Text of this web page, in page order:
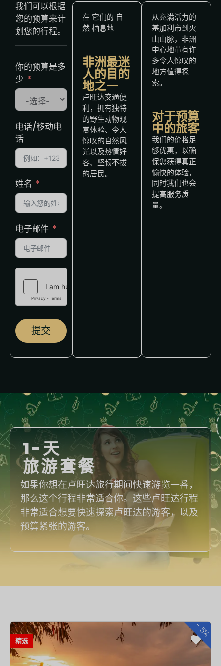
在 它们的 自
然 栖息地
非洲最迷
人的目的
地之一
卢旺达交通便
利，拥有独特
的野生动物观
赏体验、令人
惊叹的自然风
光以及热情好
客、坚韧不拔
的居民。
我们可以根据
您的预算来计
划您的行程。
你的预算是多
少
电话/移动电
话
姓名
电子邮件
提交
从充满活力的
基加利市到火
山山脉，非洲
中心地带有许
多令人惊叹的
地方值得探
索。
对于预算
中的旅客
我们的价格足
够优惠，以确
保您获得真正
愉快的体验，
同时我们也会
提高服务质
量。
1-天
旅游套餐
如果你想在卢旺达旅行期间快速游览一番，
那么这个行程非常适合你。这些卢旺达行程
非常适合想要快速探索卢旺达的游客，以及
预算紧张的游客。
-
5%
精选